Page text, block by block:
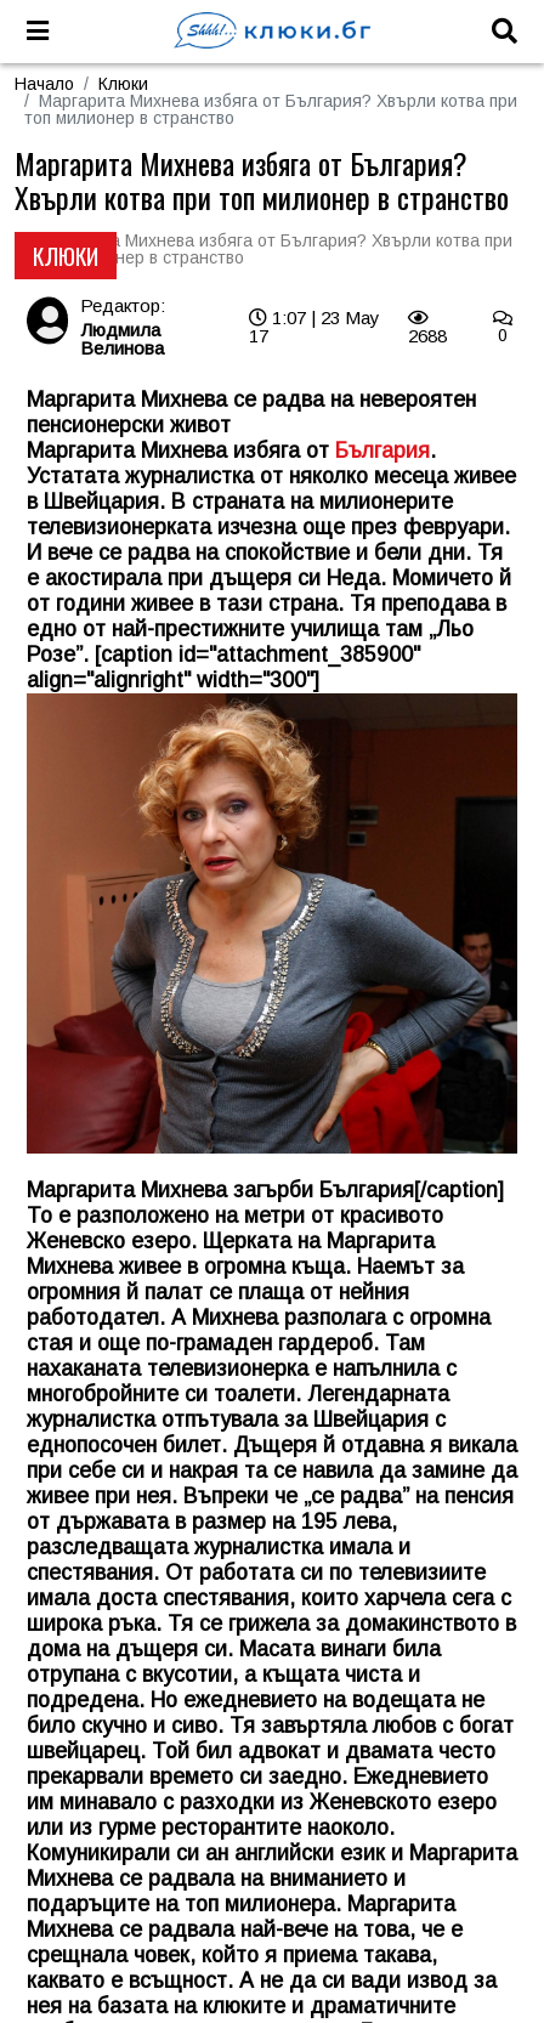
Начало
Клюки
Маргарита Михнева избяга от България? Хвърли котва при
топ милионер в странство
КЛЮКИ
Маргарита Михнева избяга от България?
Хвърли котва при топ милионер в странство
Редактор:
Людмила
Велинова
1:07 | 23 May
17
2688 0
Маргарита Михнева се радва на невероятен
пенсионерски живот
Маргарита Михнева избяга от България.
Устатата журналистка от няколко месеца живее
в Швейцария. В страната на милионерите
телевизионерката изчезна още през февруари.
И вече се радва на спокойствие и бели дни. Тя
е акостирала при дъщеря си Неда. Момичето й
от години живее в тази страна. Тя преподава в
едно от най-престижните училища там „Льо
Розе”. [caption id="attachment_385900"
align="alignright" width="300"]
Маргарита Михнева загърби България[/caption]
То е разположено на метри от красивото
Женевско езеро. Щерката на Маргарита
Михневаживее в огромна къща. Наемът за
огромния й палат се плаща от нейния
работодател. А Михнева разполага с огромна
стая и още по-грамаден гардероб. Там
нахаканата телевизионерка е напълнила с
многобройните си тоалети. Легендарната
журналистка отпътувала за Швейцария с
еднопосочен билет. Дъщеря й отдавна я викала
при себе си и накрая та се навила да замине да
живее при нея. Въпреки че „се радва” на пенсия
от държавата в размер на 195 лева,
разследващата журналистка имала и
спестявания. От работата си по телевизиите
имала доста спестявания, които харчела сега с
широка ръка. Тя се грижела за домакинството в
дома на дъщеря си. Масата винаги била
отрупана с вкусотии, а къщата чиста и
подредена. Но ежедневието на водещата не
било скучно и сиво. Тя завъртяла любов с богат
швейцарец. Той бил адвокат и двамата често
прекарвали времето си заедно. Ежедневието
им минавало с разходки из Женевското езеро
или из гурме ресторантите наоколо.
Комуникирали си ан английски език и Маргарита
Михневасе радвала на вниманието и
подаръците на топ милионера. Маргарита
Михневасе радвала най-вече на това, че е
срещнала човек, който я приема такава,
каквато е всъщност. А не да си вади извод за
нея на базата на клюките и драматичните